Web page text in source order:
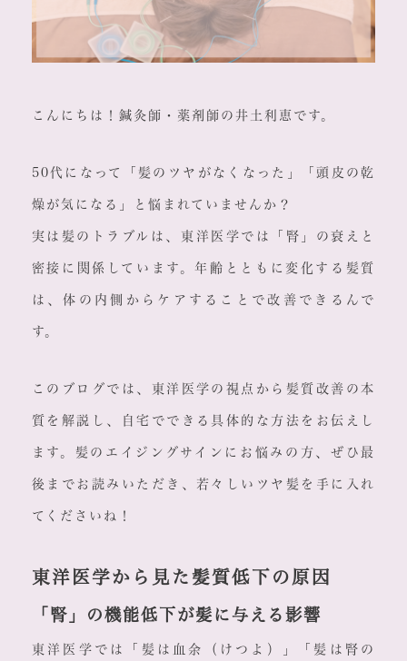
こんにちは！鍼灸師・薬剤師の井土利恵です。
50代になって「髪のツヤがなくなった」「頭皮の乾
燥が気になる」と悩まれていませんか？
実は髪のトラブルは、東洋医学では「腎」の衰えと
密接に関係しています。年齢とともに変化する髪質
は、体の内側からケアすることで改善できるんで
す。
このブログでは、東洋医学の視点から髪質改善の本
質を解説し、自宅でできる具体的な方法をお伝えし
ます。髪のエイジングサインにお悩みの方、ぜひ最
後までお読みいただき、若々しいツヤ髪を手に入れ
てくださいね！
東洋医学から見た髪質低下の原因
「腎」の機能低下が髪に与える影響
東洋医学では「髪は血余（けつよ）」「髪は腎の